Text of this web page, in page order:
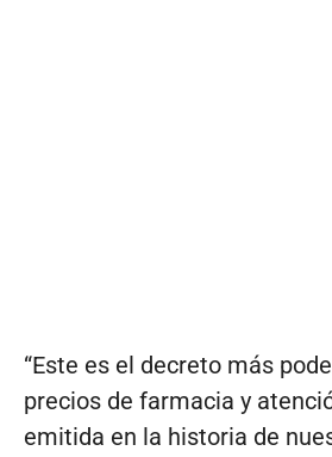
“Este es el decreto más
precios de farmacia y
emitida en la historia de